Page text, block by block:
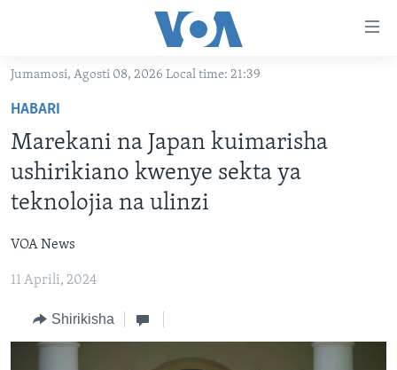
Nenda
kuu
Nenda
katika
urambazaji
Nenda
tafuta
TANZANIA
JAMHURI YA KIDEMOKRASIA YA KONGO
BURUNDI
AFRIKA
MAREKANI
DUNIANI LEO
MAISHA NA AFYA
MATANGAZO YETU
ALFAJIRI 0300 UTC
KWA UNDANI 1800 UTC
JARIDA LA WIKIENDI
MAHOJIANO MAALUM: HABARI POTOFU
TUFUATE
Jumamosi, Agosti 08, 2026 Local time: 21:39
HABARI
Marekani na Japan kuimarisha
ushirikiano kwenye sekta ya
teknolojia na ulinzi
VOA News
11 Aprili, 2024
Shirikisha